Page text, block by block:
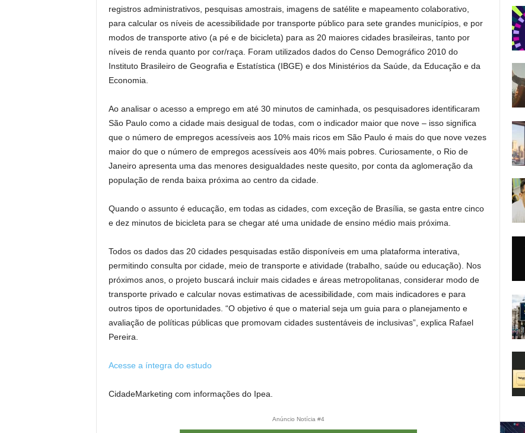
registros administrativos, pesquisas amostrais, imagens de satélite e mapeamento colaborativo,
para calcular os níveis de acessibilidade por transporte público para sete grandes municípios, e por
modos de transporte ativo (a pé e de bicicleta) para as 20 maiores cidades brasileiras, tanto por
níveis de renda quanto por cor/raça. Foram utilizados dados do Censo Demográfico 2010 do
Instituto Brasileiro de Geografia e Estatística (IBGE) e dos Ministérios da Saúde, da Educação e da
Economia.
Ao analisar o acesso a emprego em até 30 minutos de caminhada, os pesquisadores identificaram
São Paulo como a cidade mais desigual de todas, com o indicador maior que nove – isso significa
que o número de empregos acessíveis aos 10% mais ricos em São Paulo é mais do que nove vezes
maior do que o número de empregos acessíveis aos 40% mais pobres. Curiosamente, o Rio de
Janeiro apresenta uma das menores desigualdades neste quesito, por conta da aglomeração da
população de renda baixa próxima ao centro da cidade.
Quando o assunto é educação, em todas as cidades, com exceção de Brasília, se gasta entre cinco
e dez minutos de bicicleta para se chegar até uma unidade de ensino médio mais próxima.
Todos os dados das 20 cidades pesquisadas estão disponíveis em uma plataforma interativa,
permitindo consulta por cidade, meio de transporte e atividade (trabalho, saúde ou educação). Nos
próximos anos, o projeto buscará incluir mais cidades e áreas metropolitanas, considerar modo de
transporte privado e calcular novas estimativas de acessibilidade, com mais indicadores e para
outros tipos de oportunidades. “O objetivo é que o material seja um guia para o planejamento e
avaliação de políticas públicas que promovam cidades sustentáveis de inclusivas”, explica Rafael
Pereira.
Acesse a íntegra do estudo
CidadeMarketing com informações do Ipea.
Anúncio Notícia #4